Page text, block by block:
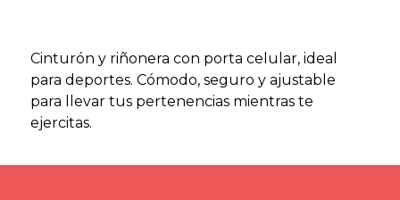
Cinturón y riñonera con porta celular, ideal
para deportes. Cómodo, seguro y ajustable
para llevar tus pertenencias mientras te
ejercitas.